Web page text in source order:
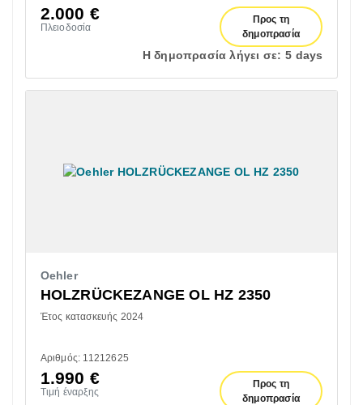
2.000 €
Πλειοδοσία
Προς τη
δημοπρασία
Η δημοπρασία λήγει σε: 5 days
Oehler
HOLZRÜCKEZANGE OL HZ 2350
Έτος κατασκευής 2024
Αριθμός: 11212625
1.990 €
Τιμή έναρξης
Προς τη
δημοπρασία